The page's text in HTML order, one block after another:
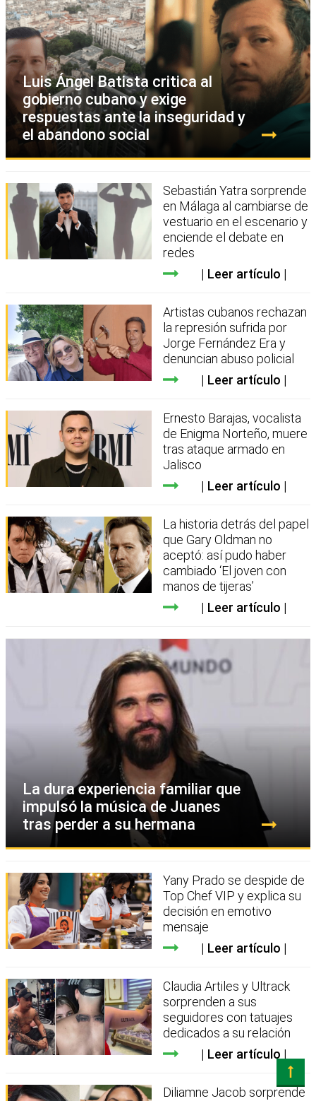
Luis Ángel Batista critica al
gobierno cubano y exige
respuestas ante la inseguridad y
el abandono social
Sebastián Yatra sorprende
en Málaga al cambiarse de
vestuario en el escenario y
enciende el debate en
redes
Leer artículo
Artistas cubanos rechazan
la represión sufrida por
Jorge Fernández Era y
denuncian abuso policial
Leer artículo
Ernesto Barajas, vocalista
de Enigma Norteño, muere
tras ataque armado en
Jalisco
Leer artículo
La historia detrás del papel
que Gary Oldman no
aceptó: así pudo haber
cambiado ‘El joven con
manos de tijeras’
Leer artículo
La dura experiencia familiar que
impulsó la música de Juanes
tras perder a su hermana
Yany Prado se despide de
Top Chef VIP y explica su
decisión en emotivo
mensaje
Leer artículo
Claudia Artiles y Ultrack
sorprenden a sus
seguidores con tatuajes
dedicados a su relación
Leer artículo
Diliamne Jacob sorprende